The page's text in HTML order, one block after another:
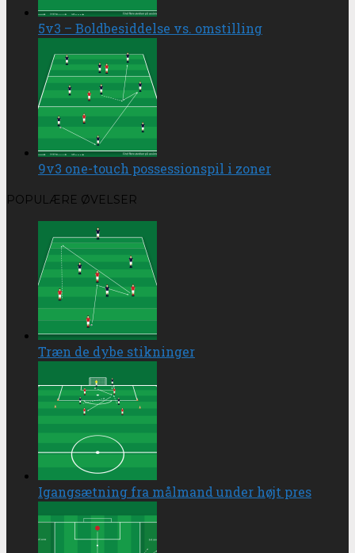
5v3 – Boldbesiddelse vs. omstilling
9v3 one-touch possessionspil i zoner
POPULÆRE ØVELSER
Træn de dybe stikninger
Igangsætning fra målmand under højt pres